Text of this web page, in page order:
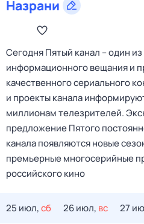
Назрани
Сегодня Пятый канал – один
информационного вещания и
качественного сериального
и проекты канала
миллионам телезрителей.
предложение Пятого
канала появляются новые
премьерные многосерийные
российского кино
25 июл,сб 26 июл, вс 27